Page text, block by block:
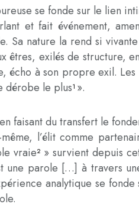
se fonde sur le lien
et fait événement,
Sa nature la rend si
êtres, exilés de structure,
à son propre exil. Les
dérobe le plus1 ».
faisant du transfert le
l’élit comme
vraie2 » survient depuis
une parole […] à travers
analytique se fonde